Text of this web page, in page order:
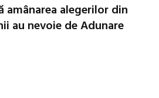
amânarea alegerilor din
au nevoie de Adunare